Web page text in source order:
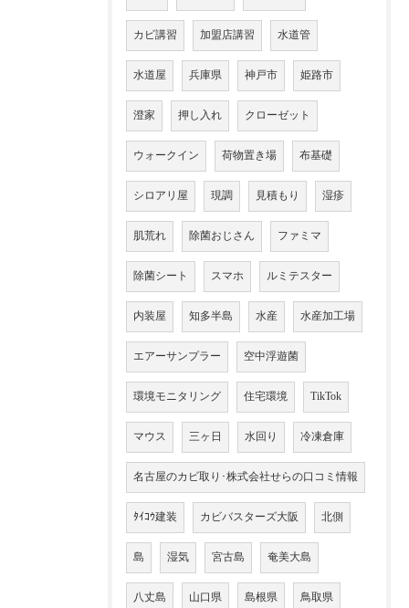
カビ講習 加盟店講習 水道管
水道屋 兵庫県 神戸市 姫路市
澄家 押し入れ クローゼット
ウォークイン 荷物置き場 布基礎
シロアリ屋 現調 見積もり 湿疹
肌荒れ 除菌おじさん ファミマ
除菌シート スマホ ルミテスター
内装屋 知多半島 水産 水産加工場
エアーサンプラー 空中浮遊菌
環境モニタリング 住宅環境 TikTok
マウス 三ヶ日 水回り 冷凍倉庫
名古屋のカビ取り･株式会社せらの口コミ情報
ﾀｲｺｳ建装 カビバスターズ大阪 北側
島 湿気 宮古島 奄美大島
八丈島 山口県 島根県 鳥取県